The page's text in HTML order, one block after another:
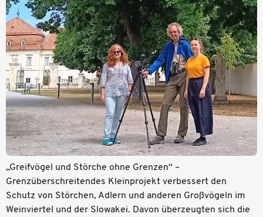
„Greifvögel und Störche ohne Grenzen“ –
Grenzüberschreitendes Kleinprojekt verbessert den
Schutz von Störchen, Adlern und anderen Großvögeln im
Weinviertel und der Slowakei. Davon überzeugten sich die